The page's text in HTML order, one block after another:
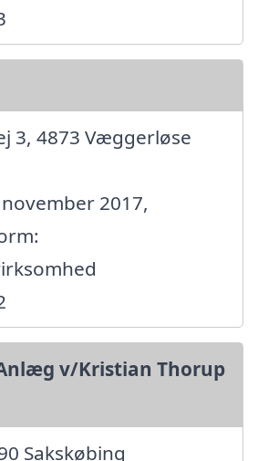
3, 4873 Væggerløse
2017,
v/Kristian Thorup
Sakskøbing